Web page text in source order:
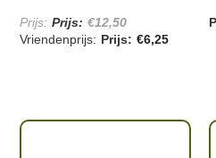
€12,50
Oorspronkelijke
€6,25